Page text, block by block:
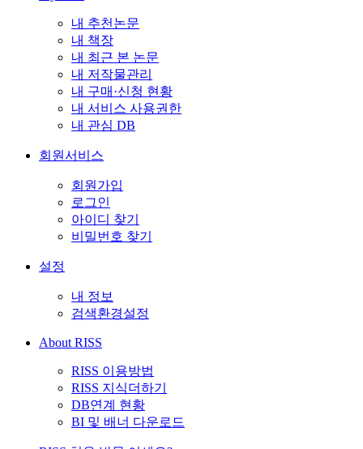
내 추천논문
내 책장
내 최근 본 논문
내 저작물관리
내 구매·신청 현황
내 서비스 사용권한
내 관심 DB
회원서비스
회원가입
로그인
아이디 찾기
비밀번호 찾기
설정
내 정보
검색환경설정
About RISS
RISS 이용방법
RISS 지식더하기
DB연계 현황
BI 및 배너 다운로드